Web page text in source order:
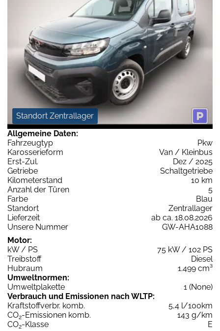
Standort Zentrallager
Allgemeine Daten:
Fahrzeugtyp
Pkw
Karosserieform
Van / Kleinbus
Erst-Zul.
Dez / 2025
Getriebe
Schaltgetriebe
Kilometerstand
10 km
Anzahl der Türen
5
Farbe
Blau
Standort
Zentrallager
Lieferzeit
ab ca. 18.08.2026
Unsere Nummer
GW-AHA1088
Motor:
kW / PS
75 kW / 102 PS
Treibstoff
Diesel
Hubraum
1.499 cm³
Umweltnormen:
Umweltplakette
1 (None)
Verbrauch und Emissionen nach WLTP:
Kraftstoffverbr. komb.
5,4 l/100km
CO2-Emissionen komb.
143 g/km
CO2-Klasse
E